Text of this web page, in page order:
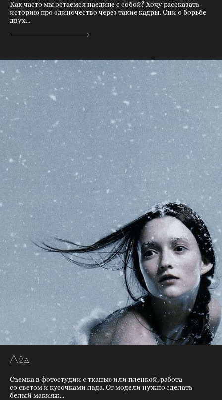
Как часто мы остаемся наедине с собой? Хочу рассказать
историю про одиночество через такие кадры. Они о борьбе
двух...
Лёд
Съемка в фотостудии с тканью или пленкой, работа
со светом и кусочками льда. От модели нужно сделать
белый макияж...